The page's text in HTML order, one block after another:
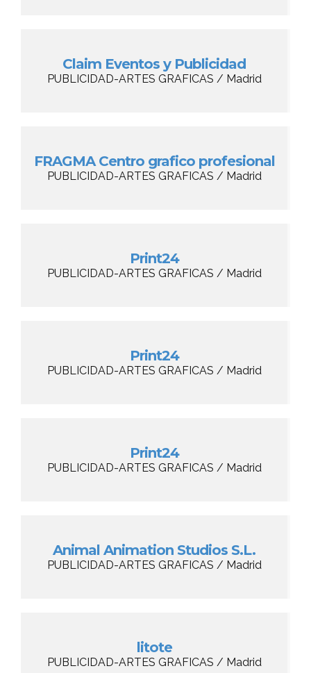
Claim Eventos y Publicidad
PUBLICIDAD-ARTES GRAFICAS / Madrid
FRAGMA Centro grafico profesional
PUBLICIDAD-ARTES GRAFICAS / Madrid
Print24
PUBLICIDAD-ARTES GRAFICAS / Madrid
Print24
PUBLICIDAD-ARTES GRAFICAS / Madrid
Print24
PUBLICIDAD-ARTES GRAFICAS / Madrid
Animal Animation Studios S.L.
PUBLICIDAD-ARTES GRAFICAS / Madrid
litote
PUBLICIDAD-ARTES GRAFICAS / Madrid